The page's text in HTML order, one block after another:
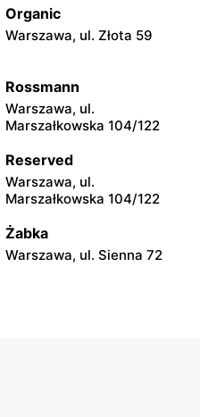
Sephora
Sephora
Lublin al. Spółdzielczości
Sephora
Lublin, ul. Lipowa 13
Sephora
Organic
Warszawa, ul. Złota 59
Rossmann
Warszawa, ul.
Marszałkowska 104/122
Reserved
Warszawa, ul.
Marszałkowska 104/122
Żabka
Warszawa, ul. Sienna 72